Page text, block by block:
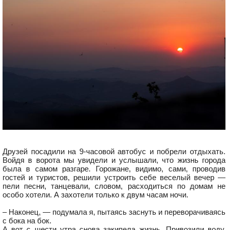
Друзей посадили на 9-часовой автобус и побрели отдыхать.
Войдя в ворота мы увидели и услышали, что жизнь города
была в самом разгаре. Горожане, видимо, сами, проводив
гостей и туристов, решили устроить себе веселый вечер —
пели песни, танцевали, словом, расходиться по домам не
особо хотели. А захотели только к двум часам ночи.
– Наконец, — подумала я, пытаясь заснуть и переворачиваясь
с бока на бок.